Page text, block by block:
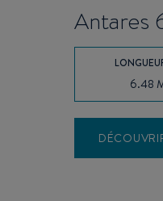
Antares
6.48